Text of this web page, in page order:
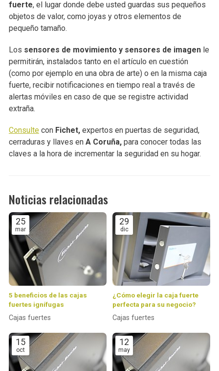
fuerte, el lugar donde debe usted guardas sus pequeños
objetos de valor, como joyas y otros elementos de
pequeño tamaño.
Los sensores de movimiento y sensores de imagen le
permitirán, instalados tanto en el artículo en cuestión
(como por ejemplo en una obra de arte) o en la misma caja
fuerte, recibir notificaciones en tiempo real a través de
alertas móviles en caso de que se registre actividad
extraña.
Consultecon Fichet,expertos en puertas de seguridad,
cerraduras y llaves enA Coruña,para conocer todas las
claves a la hora de incrementar la seguridad en su hogar.
Noticias relacionadas
25
mar
5 beneficios de las cajas
fuertes ignífugas
Cajas fuertes
29
dic
¿Cómo elegir la caja fuerte
perfecta para su negocio?
Cajas fuertes
15
oct
12
may